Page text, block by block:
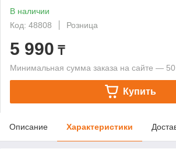
В наличии
Код: 48808
Розница
5 990 ₸
Минимальная сумма заказа на сайте —
Купить
Описание Характеристики